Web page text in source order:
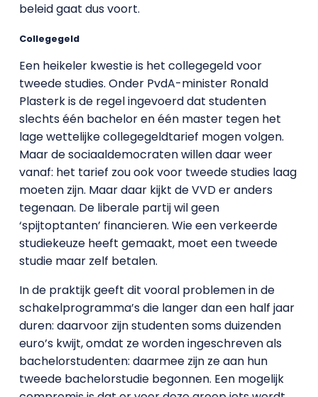
beleid gaat dus voort.
Collegegeld
Een heikeler kwestie is het collegegeld voor
tweede studies. Onder PvdA-minister Ronald
Plasterk is de regel ingevoerd dat studenten
slechts één bachelor en één master tegen het
lage wettelijke collegegeldtarief mogen volgen.
Maar de sociaaldemocraten willen daar weer
vanaf: het tarief zou ook voor tweede studies laag
moeten zijn. Maar daar kijkt de VVD er anders
tegenaan. De liberale partij wil geen
‘spijtoptanten’ financieren. Wie een verkeerde
studiekeuze heeft gemaakt, moet een tweede
studie maar zelf betalen.
In de praktijk geeft dit vooral problemen in de
schakelprogramma’s die langer dan een half jaar
duren: daarvoor zijn studenten soms duizenden
euro’s kwijt, omdat ze worden ingeschreven als
bachelorstudenten: daarmee zijn ze aan hun
tweede bachelorstudie begonnen. Een mogelijk